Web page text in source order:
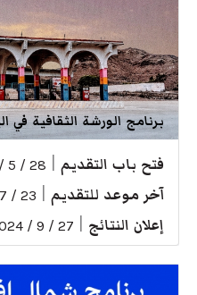
برنامج الورشة الثقافية في
فتح باب التقديم 28 / 5 / 2024
آخر موعد للتقديم 23 / 7 / 2024
إعلان النتائج 27 / 9 / 2024